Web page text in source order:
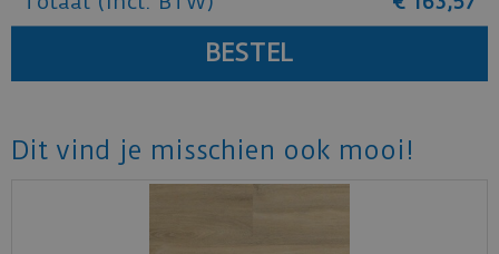
Dit vind je misschien ook mooi!